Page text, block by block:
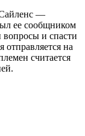
Сайленс —
ее сообщником
и спасти
отправляется на
считается